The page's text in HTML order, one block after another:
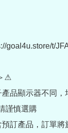
goal4u.store/t/
⚠
品顯示器不同
謹慎選購
訂產品，訂單